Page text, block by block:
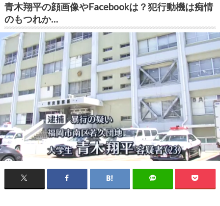
青木翔平の顔画像やFacebookは？犯行動機は痴情
のもつれか…